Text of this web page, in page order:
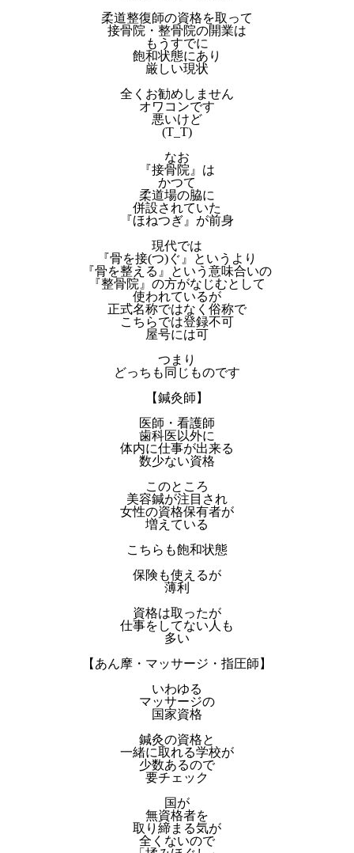
柔道整復師の資格を取って
接骨院・整骨院の開業は
もうすでに
飽和状態にあり
厳しい現状
全くお勧めしません
オワコンです
悪いけど
(T_T)
なお
『接骨院』は
かつて
柔道場の脇に
併設されていた
『ほねつぎ』が前身
現代では
『骨を接(つ)ぐ』というより
『骨を整える』という意味合いの
『整骨院』の方がなじむとして
使われているが
正式名称ではなく俗称で
こちらでは登録不可
屋号には可
つまり
どっちも同じものです
【鍼灸師】
医師・看護師
歯科医以外に
体内に仕事が出来る
数少ない資格
このところ
美容鍼が注目され
女性の資格保有者が
増えている
こちらも飽和状態
保険も使えるが
薄利
資格は取ったが
仕事をしてない人も
多い
【あん摩・マッサージ・指圧師】
いわゆる
マッサージの
国家資格
鍼灸の資格と
一緒に取れる学校が
少数あるので
要チェック
国が
無資格者を
取り締まる気が
全くないので